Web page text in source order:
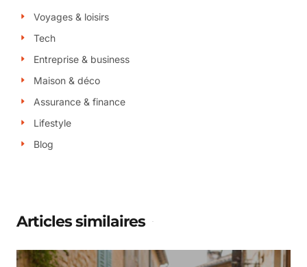
Voyages & loisirs
Tech
Entreprise & business
Maison & déco
Assurance & finance
Lifestyle
Blog
Articles similaires